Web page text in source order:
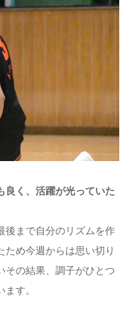
良く、活躍が光っていた
後まで自分のリズムを作
ため今週からは思い切り
その結果、調子がひとつ
す。